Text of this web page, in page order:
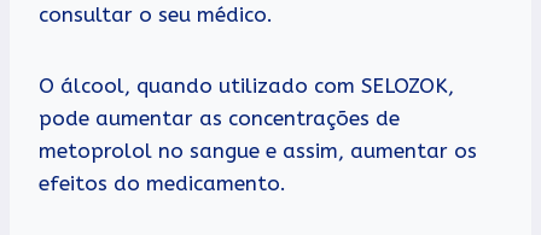
consultar o seu médico.
O álcool, quando utilizado com SELOZOK,
pode aumentar as concentrações de
metoprolol no sangue e assim, aumentar os
efeitos do medicamento.